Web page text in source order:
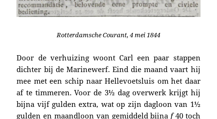
Rotterdamsche Courant, 4 mei 1844
Door de verhuizing woont Carl een paar stappen
dichter bij de Marinewerf. Eind die maand vaart hij
mee met een schip naar Hellevoetsluis om het daar
af te timmeren. Voor de 3½ dag overwerk krijgt hij
bijna vijf gulden extra, wat op zijn dagloon van 1½
gulden en maandloon van gemiddeld bijnaf40 toch